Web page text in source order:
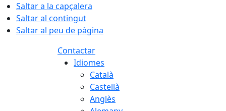
Saltar a la capçalera
Saltar al contingut
Saltar al peu de pàgina
Contactar
Idiomes
Català
Castellà
Anglès